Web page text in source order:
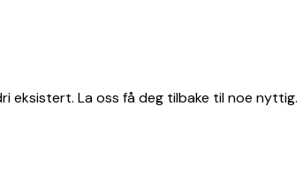
eksistert. La oss få deg tilbake til noe nyttig.